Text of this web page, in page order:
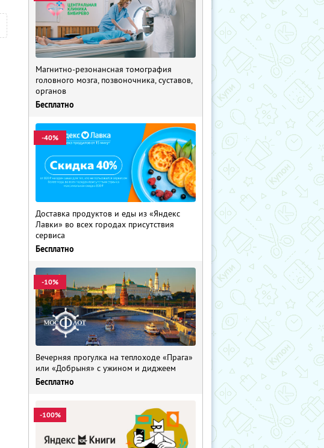
Магнитно-резонансная томография
головного мозга, позвоночника, суставов,
органов
Бесплатно
-40%
Доставка продуктов и еды из «Яндекс
Лавки» во всех городах присутствия
сервиса
Бесплатно
-10%
Вечерняя прогулка на теплоходе «Прага»
или «Добрыня» с ужином и диджеем
Бесплатно
-100%